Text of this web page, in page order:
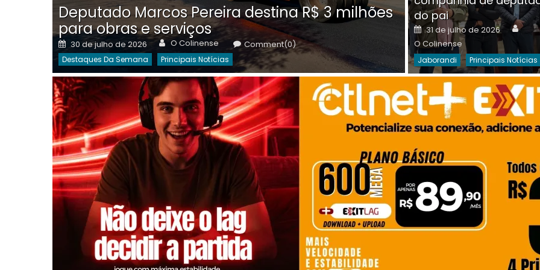
Deputado Marcos Pereira destina R$ 3 milhões
para obras e serviços
Posted
on
30 de julho de 2026 Author
O Colinense Comment(0)
Destaques Da Semana Principais Notícias
on
30 de julho de 2026 O
Destaques Da Semana
do pai
Posted
on
31 de julho de 2026
O Colinense
Jaborandi Principais Notícias